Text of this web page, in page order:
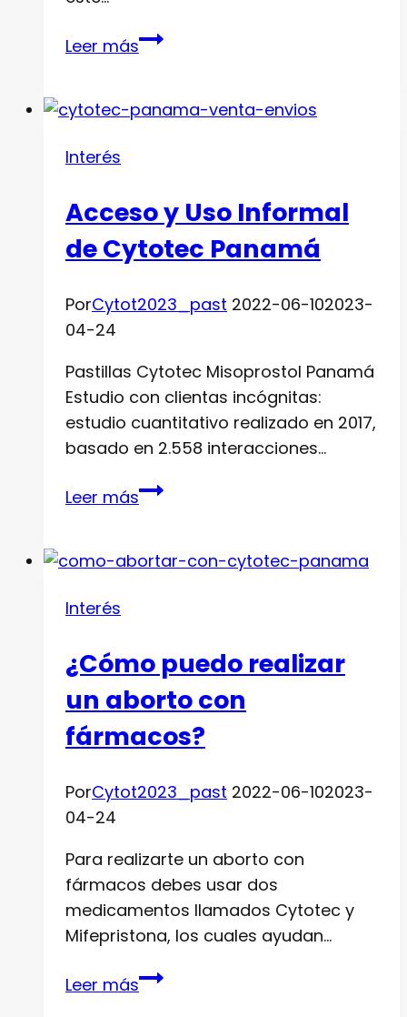
Leer más¿Despenalización
en
Interés
Acceso y Uso Informal
de Cytotec Panamá
PorCytot2023_past 2022-06-102023-
04-24
Pastillas Cytotec Misoprostol Panamá
Estudio con clientas incógnitas:
estudio cuantitativo realizado en 2017,
basado en 2.558 interacciones…
Leer másAcceso
Informal
Interés
¿Cómo puedo realizar
un aborto con
fármacos?
PorCytot2023_past 2022-06-102023-
04-24
Para realizarte un aborto con
fármacos debes usar dos
medicamentos llamados Cytotec y
Mifepristona, los cuales ayudan…
Leer más¿Cómo